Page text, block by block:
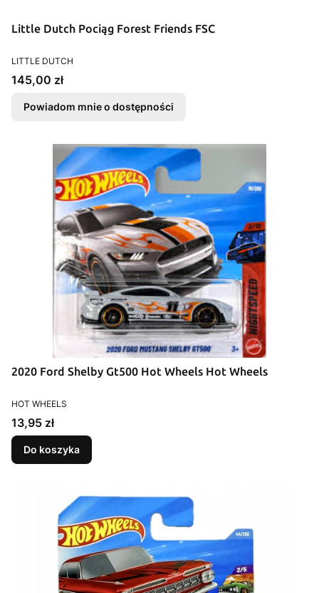
Little Dutch Pociąg Forest Friends FSC
PRODUCENT
LITTLE DUTCH
Cena
145,00 zł
Powiadom mnie o dostępności
2020 Ford Shelby Gt500 Hot Wheels Hot Wheels
PRODUCENT
HOT WHEELS
Cena
13,95 zł
Do koszyka